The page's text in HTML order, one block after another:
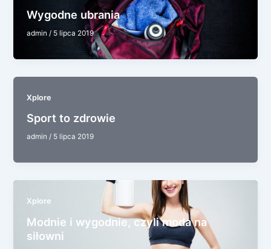
Wygodne ubrania
admin/ 5 lipca 2019
Xplore
Sport to zdrowie
admin/ 5 lipca 2019
Xplore
Modnie i wygodnie, czyli moda na
siłowni